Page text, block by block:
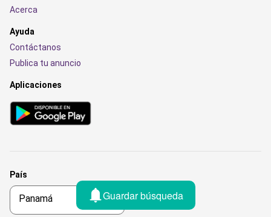
Guardar búsqueda
Acerca
Ayuda
Contáctanos
Publica tu anuncio
Aplicaciones
País